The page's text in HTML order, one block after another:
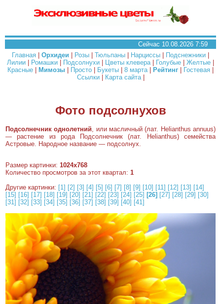
Сейчас 10.08.2026 7:59
Главная
Орхидеи Розы Тюльпаны Нарциссы Подснежники
Лилии
Ромашки Подсолнухи Цветы клевера| Голубые Желтые
Красные
Мимозы Просто Букеты 8 марта| Рейтинг Гостевая
Ссылки| Карта сайта|
Фото подсолнухов
Подсолнечник однолетний, или масличный (лат. Helianthus annuus)
— растение из рода Подсолнечник (лат. Helianthus) семейства
Астровые. Народное название — подсолнух.
Размер картинки: 1024x768
Количество просмотров за этот квартал: 1
Другие картинки: [1] [2] [3] [4] [5] [6] [7] [8] [9] [10] [11] [12] [13] [14]
[15] [16] [17] [18] [19] [20] [21] [22] [23] [24] [25] [26] [27] [28] [29] [30]
[31] [32] [33] [34] [35] [36] [37] [38] [39] [40] [41]